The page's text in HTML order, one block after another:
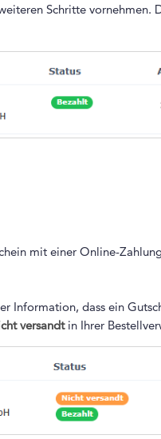
Schritte vornehmen.
mit einer Online-
Information, dass ein
versandtin Ihrer